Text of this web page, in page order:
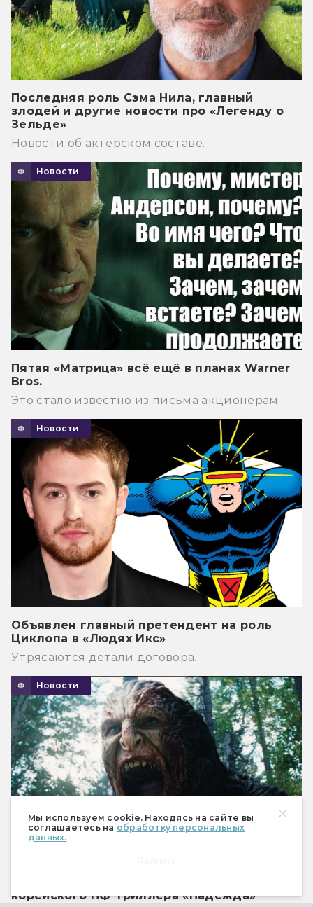
Мы используем cookie. Находясь на сайте вы
соглашаетесь на обработку персональных
данных.
Последняя роль Сэма Нила, главный
злодей и другие новости про «Легенду о
Зельде»
Новости об актёрском составе.
Новости
Пятая «Матрица» всё ещё в планах Warner
Bros.
Это стало известно из письма акционерам.
Новости
Объявлен главный претендент на роль
Циклопа в «Людях Икс»
Утрясаются детали договора.
Новости
корейского НФ-триллера «Надежда»